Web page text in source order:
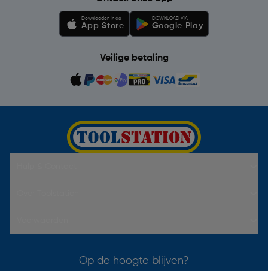
Downloaden in de
App Store
DOWNLOAD VIA
Google Play
Veilige betaling
Op de hoogte blijven?